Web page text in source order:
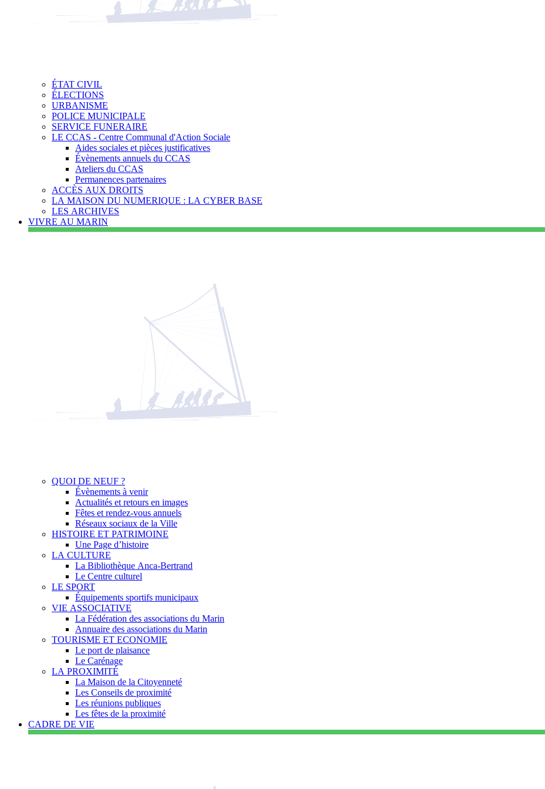
ÉTAT CIVIL
ÉLECTIONS
URBANISME
POLICE MUNICIPALE
SERVICE FUNERAIRE
LE CCAS - Centre Communal d'Action Sociale
Aides sociales et pièces justificatives
Évènements annuels du CCAS
Ateliers du CCAS
Permanences partenaires
ACCÈS AUX DROITS
LA MAISON DU NUMERIQUE : LA CYBER BASE
LES ARCHIVES
VIVRE AU MARIN
QUOI DE NEUF ?
Évènements à venir
Actualités et retours en images
Fêtes et rendez-vous annuels
Réseaux sociaux de la Ville
HISTOIRE ET PATRIMOINE
Une Page d’histoire
LA CULTURE
La Bibliothèque Anca-Bertrand
Le Centre culturel
LE SPORT
Équipements sportifs municipaux
VIE ASSOCIATIVE
La Fédération des associations du Marin
Annuaire des associations du Marin
TOURISME ET ECONOMIE
Le port de plaisance
Le Carénage
LA PROXIMITÉ
La Maison de la Citoyenneté
Les Conseils de proximité
Les réunions publiques
Les fêtes de la proximité
CADRE DE VIE